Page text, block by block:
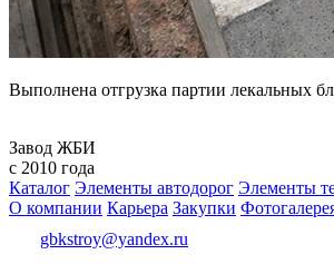
Выполнена отгрузка партии лекальных
Завод ЖБИ
с 2010 года
Каталог Элементы автодорог Элементы
О компании Карьера Закупки
gbkstroy@yandex.ru